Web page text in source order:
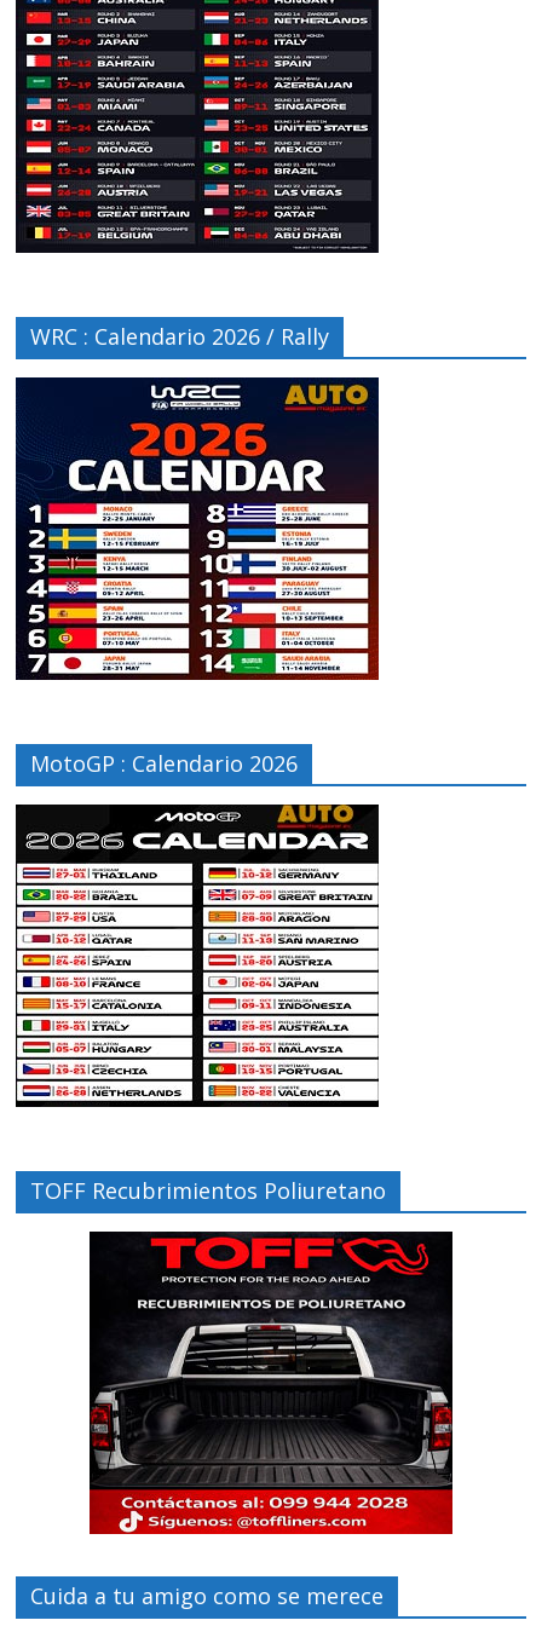
WRC : Calendario 2026 / Rally
MotoGP : Calendario 2026
TOFF Recubrimientos Poliuretano
Cuida a tu amigo como se merece